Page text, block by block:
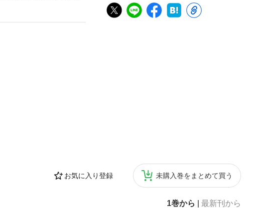
お気に入り登録 未購入巻をまとめて買う
1巻から 最新刊から
多数の写真を通して紹